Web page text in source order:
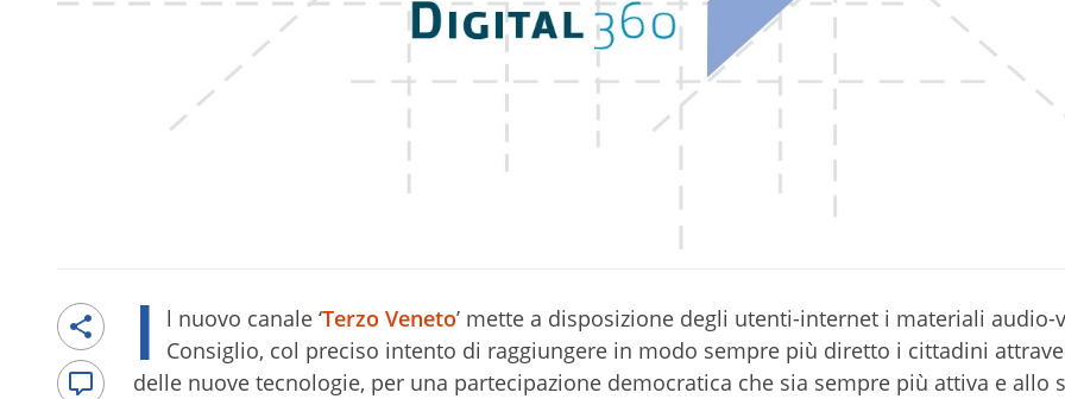
I l nuovo canale ‘Terzo Veneto’ mette a disposizione degli utenti-internet i materiali audio-
Consiglio, col preciso intento di raggiungere in modo sempre più diretto i cittadini
delle nuove tecnologie, per una partecipazione democratica che sia sempre più attiva e allo